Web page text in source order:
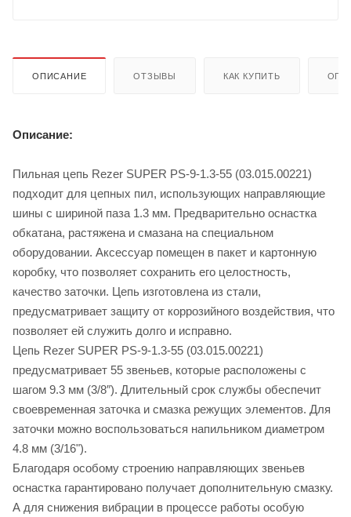
ОПИСАНИЕ ОТЗЫВЫ КАК КУПИТЬ
Описание:
Пильная цепь Rezer SUPER PS-9-1.3-55 (03.015.00221)
подходит для цепных пил, использующих направляющие
шины с шириной паза 1.3 мм. Предварительно оснастка
обкатана, растяжена и смазана на специальном
оборудовании. Аксессуар помещен в пакет и картонную
коробку, что позволяет сохранить его целостность,
качество заточки. Цепь изготовлена из стали,
предусматривает защиту от коррозийного воздействия, что
позволяет ей служить долго и исправно.
Цепь Rezer SUPER PS-9-1.3-55 (03.015.00221)
предусматривает 55 звеньев, которые расположены с
шагом ​9.3 мм (3/8″). Длительный срок службы обеспечит
своевременная заточка и смазка режущих элементов. Для
заточки можно воспользоваться напильником диаметром
4.8 мм (3/16").
Благодаря особому строению направляющих звеньев
оснастка гарантировано получает дополнительную смазку.
А для снижения вибрации в процессе работы особую